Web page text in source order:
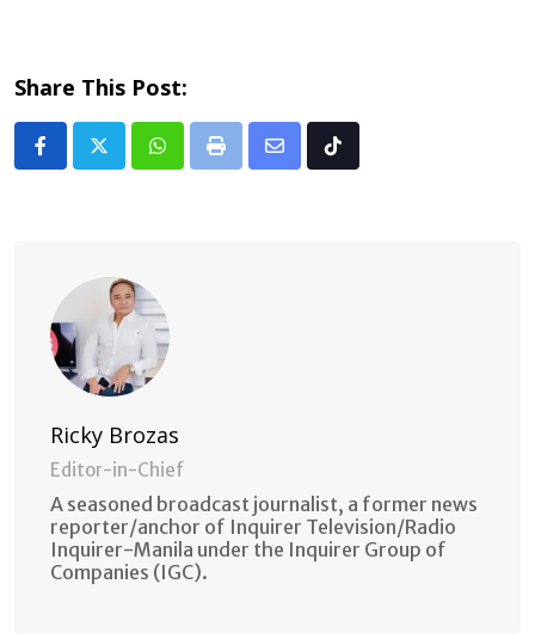
Share This Post:
Whatsapp
Print
Share Tiktok
Ricky Brozas
Editor-in-Chief
A seasoned broadcast journalist, a former news
reporter/anchor of Inquirer Television/Radio
Inquirer-Manila under the Inquirer Group of
Companies (IGC).